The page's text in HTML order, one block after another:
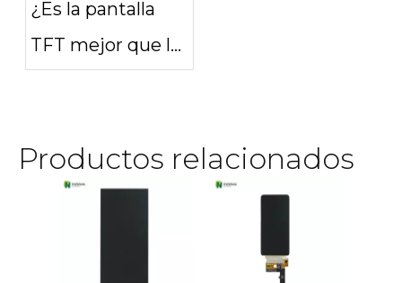
¿Es la pantalla
TFT mejor que la
Productos relacionados